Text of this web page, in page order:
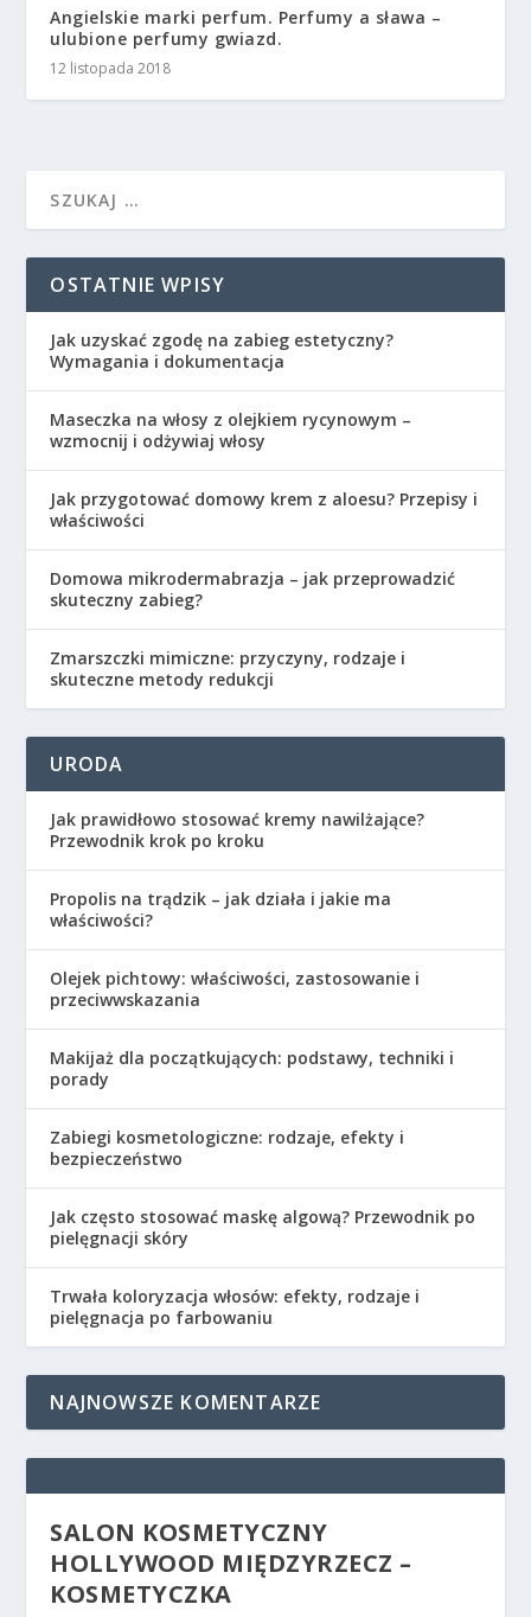
Angielskie marki perfum. Perfumy a sława –
ulubione perfumy gwiazd.
12 listopada 2018
OSTATNIE WPISY
Jak uzyskać zgodę na zabieg estetyczny?
Wymagania i dokumentacja
Maseczka na włosy z olejkiem rycynowym –
wzmocnij i odżywiaj włosy
Jak przygotować domowy krem z aloesu? Przepisy i
właściwości
Domowa mikrodermabrazja – jak przeprowadzić
skuteczny zabieg?
Zmarszczki mimiczne: przyczyny, rodzaje i
skuteczne metody redukcji
URODA
Jak prawidłowo stosować kremy nawilżające?
Przewodnik krok po kroku
Propolis na trądzik – jak działa i jakie ma
właściwości?
Olejek pichtowy: właściwości, zastosowanie i
przeciwwskazania
Makijaż dla początkujących: podstawy, techniki i
porady
Zabiegi kosmetologiczne: rodzaje, efekty i
bezpieczeństwo
Jak często stosować maskę algową? Przewodnik po
pielęgnacji skóry
Trwała koloryzacja włosów: efekty, rodzaje i
pielęgnacja po farbowaniu
NAJNOWSZE KOMENTARZE
SALON KOSMETYCZNY
HOLLYWOOD MIĘDZYRZECZ –
KOSMETYCZKA